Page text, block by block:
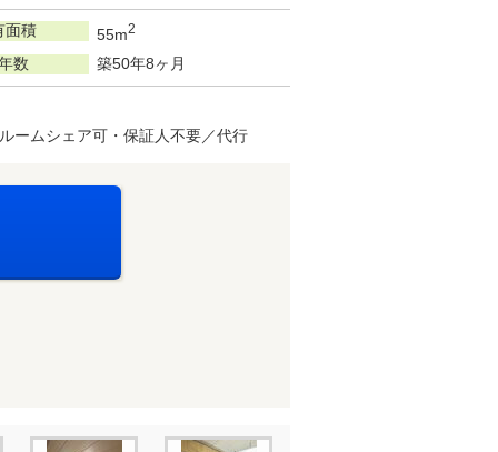
面積 55m2
数 築50年8ヶ月
ームシェア可・保証人不要／代行